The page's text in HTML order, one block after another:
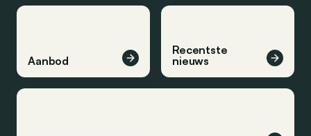
Aanbod
Recentste
nieuws